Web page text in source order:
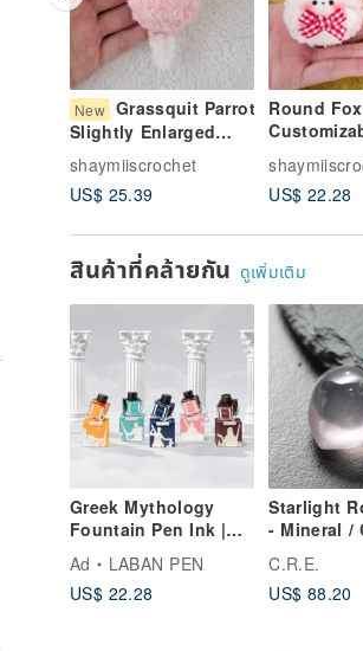
New Grassquit Parrot
Slightly Enlarged
Doll Head to Tail
8.5cm Can Add
Keychain Charm
shaymiiscrochet
US$ 25.39
Round
Charms,
Keychains,
Handmade
US$ 22.28
สินค้าที่คล้ายกัน ดูเพิ่มเติม
Greek Mythology
Fountain Pen Ink |
Vivid colors
Ad
LABAN PEN
US$ 22.28
Starlight
- Mineral /
Spirituality
Luck /
Attraction /
C.R.E.
US$ 88.20